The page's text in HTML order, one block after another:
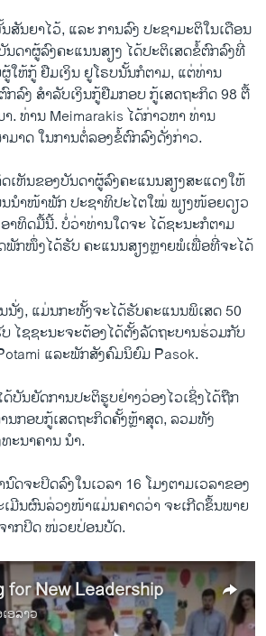
ສັນຍາ​ໄວ້, ແລະ ການລົງ ປະຊາມະຕິໃນເດືອນ
ດາຜູ້ລົງຄະແນນສຽງ ໄດ້ປະຕິເສດຂໍ້ຕົກລົງທີ່
ໃຫ້ກູ້ ຢືມເງິນ ຢູໂຣບນັ້ນ​ກໍ​ຕາມ, ​ແຕ່ທ່ານ
ກລົງ ສຳລັບເງິນກູ້ຢືມກອບ ກູ້ເສດຖະກິດ 98 ຕື້
. ທ່ານ Meimarakis ໄດ້ກ່າວຫາ ທ່ານ
ມາດ ໃນການຕໍ່ລອງຂໍ້ຕົກລົງດັ່ງກ່າວ.
ເຫັນຂອງບັນດາຜູ້ລົງຄະແນນສຽງສະແດງໃຫ້
ນຳໜ້າພັກ ປະຊາທິປະໄຕໃໝ່ ພຽງໜ້ອຍດຽວ
າທິດມື້ນີ້. ບໍ່ວ່າທ່ານໃດຈະ ໄດ້ຊະນະກໍ​ຕາມ
ພັກໜຶ່ງໄດ້ຮັບ ຄະແນນສຽງຫຼາຍພໍເພື່ອທີ່ຈະໄດ້
ນັ່ງ, ແມ່ນກະທັ້ງຈະ​ໄດ້​ຮັບຄະ​ແນນ​ພິ​ເສດ 50
ໄຊຊະນະຈະຕ້ອງໄດ້ຕັ້ງລັດຖະບານຮ່ວມກັບ
ແລະພັກສັງຄົມນິຍົມ Pasok.
ບັນຍັດ​ການ​ປະຕິ​ຮູ​ບຢ່າງ​ວ່ອງ​ໄວເຊິ່ງ​ໄດ້​ຖືກ​
ນ​ກອບກູ້​ເສດຖະກິດ​ຄັ້ງ​ຫຼ້າ​ສຸດ, ລວມທັງ​
ະນາຄານ ນຳ.
ຈະ​ປິດ​ລົງ​ໃນ​ເວລາ 16 ​ໂມງ​ຕາມ​ເວລາ​ຂອງ
ມີນ​ຜົນ​ລ່ວງ​ໜ້າ​ແມ່ນ​ຄາດ​ວ່າ ​ຈະ​ເກີດ​ຂຶ້ນ​ພາຍ​
າກ​ປິດ ໜ່ວຍ​ປ່ອນ​ບັດ.
for New Leadership
ອລາວ